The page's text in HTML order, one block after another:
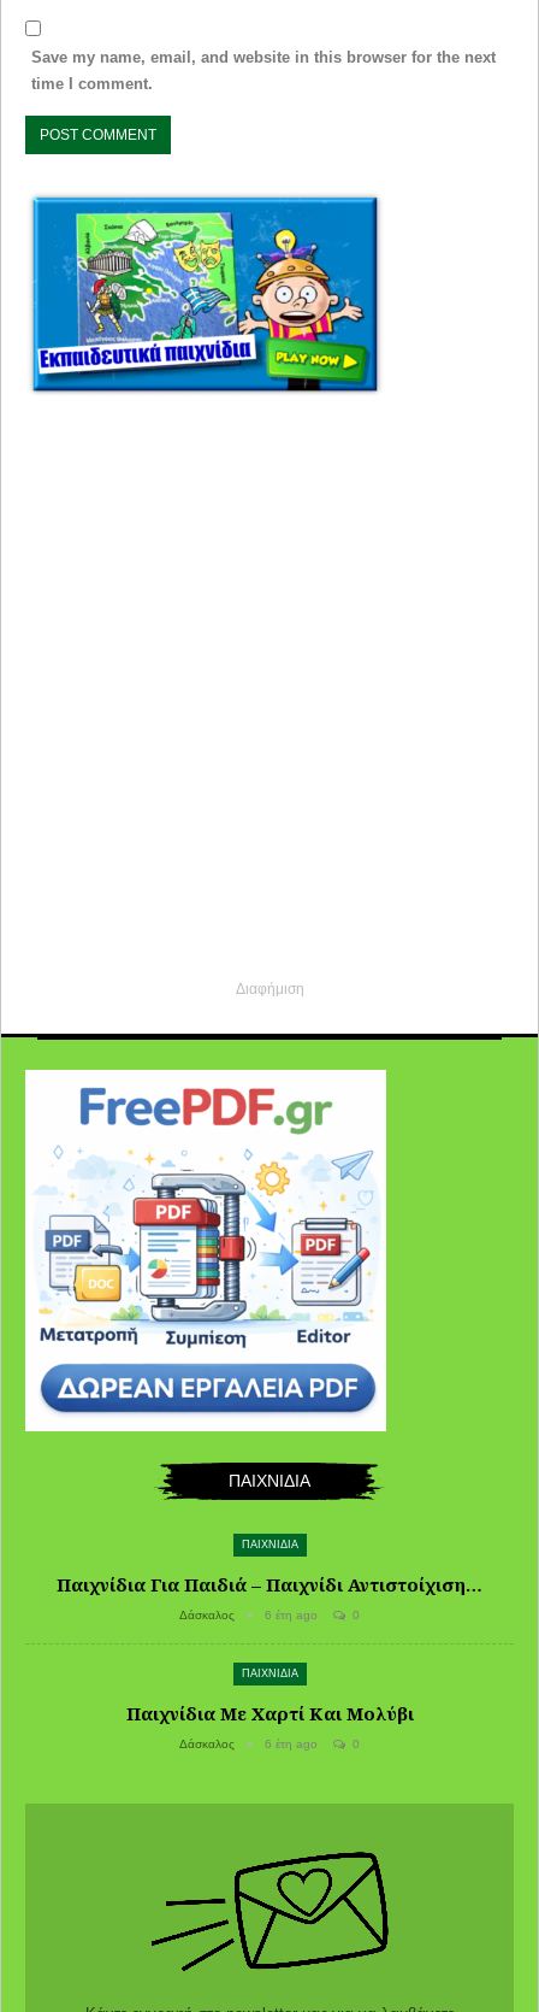
Save my name, email, and website in this browser for the next
time I comment.
Διαφήμιση
ΠΑΙΧΝΙΔΙΑ
ΠΑΙΧΝΙΔΙΑ
Παιχνίδια Για Παιδιά – Παιχνίδι Αντιστοίχιση…
Δάσκαλος 6 έτη ago 0
ΠΑΙΧΝΙΔΙΑ
Παιχνίδια Με Χαρτί Και Μολύβι
Δάσκαλος 6 έτη ago 0